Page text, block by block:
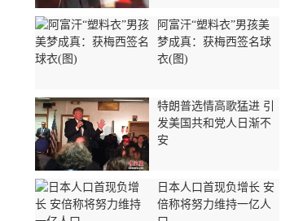
阿富汗“塑料衣”男孩美
梦成真：获梅西签名球
衣(图)
特朗普选情高歌猛进 引
发美国共和党人日渐不
安
日本人口首现负增长 安
倍称将努力维持一亿人